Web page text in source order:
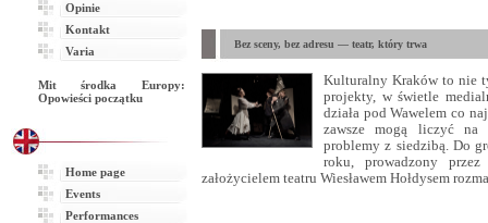
Opinie
Kontakt
Varia
Mit środka Europy:
Opowieści początku
Home page
Events
Performances
Bez sceny, bez adresu — teatr, który trwa
Kulturalny Kraków to nie
projekty, w świetle
działa pod Wawelem co
zawsze mogą liczyć na
problemy z siedzibą. Do
roku, prowadzony przez
założycielem teatru Wiesławem Hołdysem